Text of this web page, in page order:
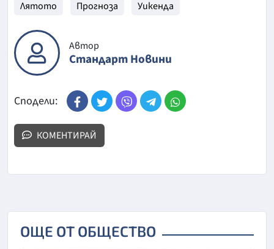
Лятото
Прогноза Уикенда
Автор
Стандарт Новини
Сподели:
КОМЕНТИРАЙ
ОЩЕ ОТ ОБЩЕСТВО